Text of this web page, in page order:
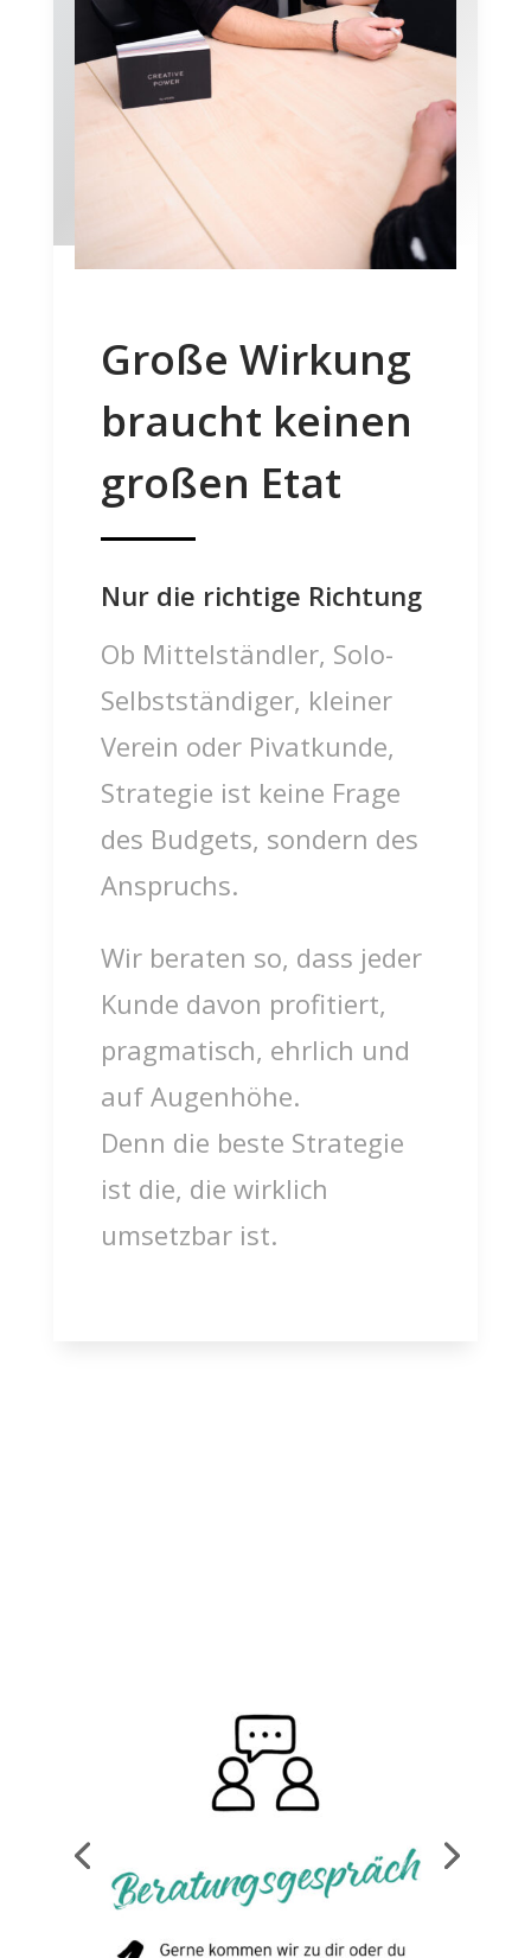
Große Wirkung
braucht keinen
großen Etat
Nur die richtige Richtung
Ob Mittelständler, Solo-
Selbstständiger, kleiner
Verein oder Pivatkunde,
Strategie ist keine Frage
des Budgets, sondern des
Anspruchs.
Wir beraten so, dass jeder
Kunde davon profitiert,
pragmatisch, ehrlich und
auf Augenhöhe.
Denn die beste Strategie
ist die, die wirklich
umsetzbar ist.